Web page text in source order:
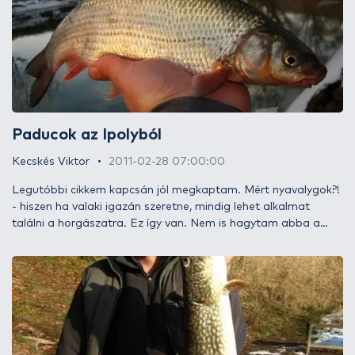
lehet olyan pici csalit felkínálni, amire a csuka ne vágna oda.
Lehet feszegetni a nem éppen egyértelmű szabályokat, lehet
kiskapukat keresni… én ilyenkor inkább túrázom, sétálgatok
kint a természetben.
Paducok az Ipolyból
Kecskés Viktor 2011-02-28 07:00:00
Legutóbbi cikkem kapcsán jól megkaptam. Mért nyavalygok?!
- hiszen ha valaki igazán szeretne, mindig lehet alkalmat
találni a horgászatra. Ez így van. Nem is hagytam abba a
eltérően most nem is a ragadozó halak lesznek a
középpontban. Folyóvízre szeretnélek kalauzolni benneteket.
Három különböző módszert próbálok bemutatni, amivel így,
télvíz idején sikerült keszegeket fogni az Ipolyon.